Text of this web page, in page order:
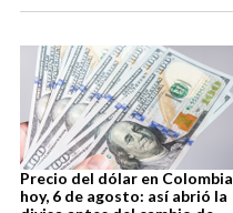
Precio del dólar en Colombia
hoy, 6 de agosto: así abrió la